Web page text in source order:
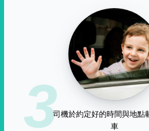
3司機於約定好的時間與地點
車